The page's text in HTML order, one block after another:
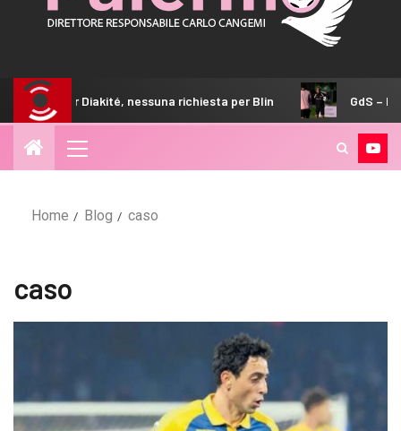
nessuna richiesta per Blin GdS – Palermo, il 4-2-3-1
Home Blog caso
caso